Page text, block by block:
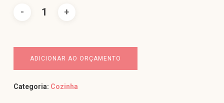
ADICIONAR AO ORÇAMENTO
Categoria: Cozinha